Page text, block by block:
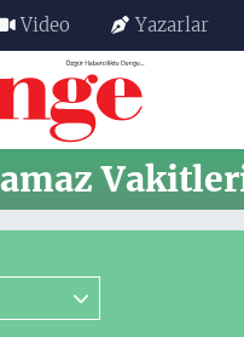
Video Yazarlar
Fikstür